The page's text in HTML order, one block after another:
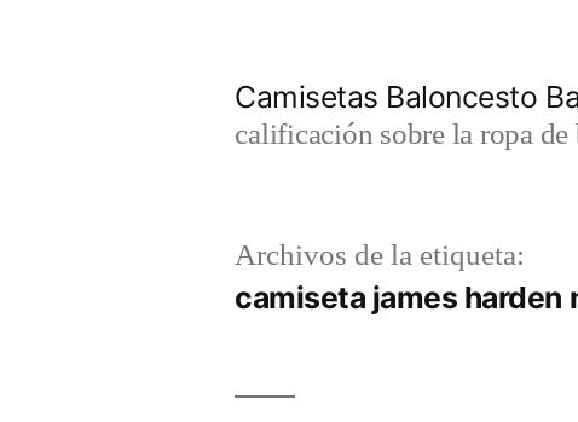
Camisetas Baloncesto
calificación sobre la ropa
Archivos de la etiqueta:
camiseta james harden